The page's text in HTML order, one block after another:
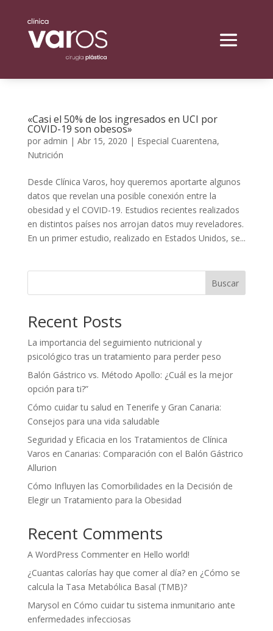
«Casi el 50% de los ingresados en UCI por
COVID-19 son obesos»
por admin | Abr 15, 2020 | Especial Cuarentena,
Nutrición
Desde Clínica Varos, hoy queremos aportarte algunos
datos que revelan una posible conexión entre la
obesidad y el COVID-19. Estudios recientes realizados
en distintos países nos arrojan datos muy reveladores.
En un primer estudio, realizado en Estados Unidos, se...
Buscar
Recent Posts
La importancia del seguimiento nutricional y
psicológico tras un tratamiento para perder peso
Balón Gástrico vs. Método Apollo: ¿Cuál es la mejor
opción para ti?”
Cómo cuidar tu salud en Tenerife y Gran Canaria:
Consejos para una vida saludable
Seguridad y Eficacia en los Tratamientos de Clínica
Varos en Canarias: Comparación con el Balón Gástrico
Allurion
Cómo Influyen las Comorbilidades en la Decisión de
Elegir un Tratamiento para la Obesidad
Recent Comments
A WordPress Commenteren Hello world!
¿Cuantas calorías hay que comer al día?en ¿Cómo se
calcula la Tasa Metabólica Basal (TMB)?
Marysol en Cómo cuidar tu sistema inmunitario ante
enfermedades infecciosas